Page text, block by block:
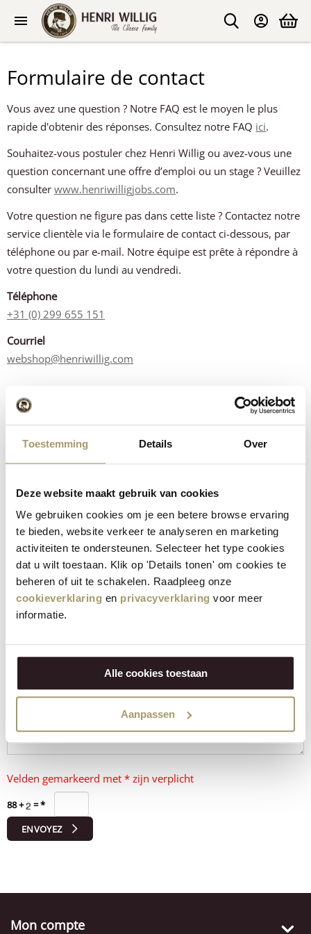
Toestemming Details Over
Deze website maakt gebruik van cookies
We gebruiken cookies om je een betere browse ervaring
te bieden, website verkeer te analyseren en marketing
activiteiten te ondersteunen. Selecteer het type cookies
dat u wilt toestaan. Klik op 'Details tonen' om cookies te
beheren of uit te schakelen. Raadpleeg onze
cookieverklaring en privacyverklaring voor meer
informatie.
Alle cookies toestaan
Aanpassen
Formulaire de contact
Vous avez une question ? Notre FAQ est le moyen le plus
rapide d'obtenir des réponses. Consultez notre FAQ ici.
Souhaitez-vous postuler chez Henri Willig ou avez-vous une
question concernant une offre d’emploi ou un stage ? Veuillez
consulterwww.henriwilligjobs.com.
Votre question ne figure pas dans cette liste ? Contactez notre
service clientèle via le formulaire de contact ci-dessous, par
téléphone ou par e-mail. Notre équipe est prête à répondre à
votre question du lundi au vendredi.
Téléphone
+31 (0) 299 655 151
Courriel
webshop@henriwillig.com
Sélectionnez le département que vous souhaitez contacter*
Sujet *
Nom *
Adresse électronique *
Téléphone
Velden gemarkeerd met * zijn verplicht
88+ =*
ENVOYEZ
Mon compte